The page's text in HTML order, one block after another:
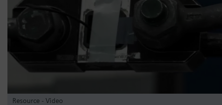
Resource - Video